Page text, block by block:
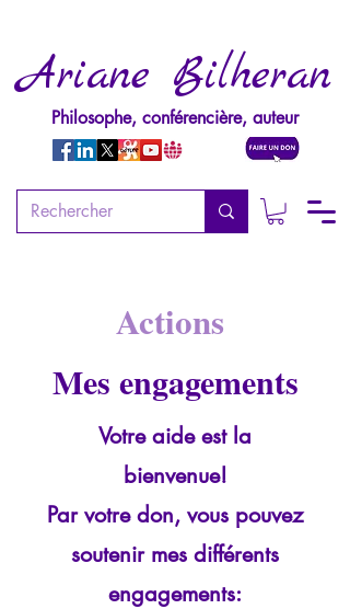
Ariane Bilheran
Philosophe, conférencière, auteur
Actions
Mes engagements
Votre aide est la
bienvenue!
Par votre don, vous pouvez
soutenir mes différents
engagements: